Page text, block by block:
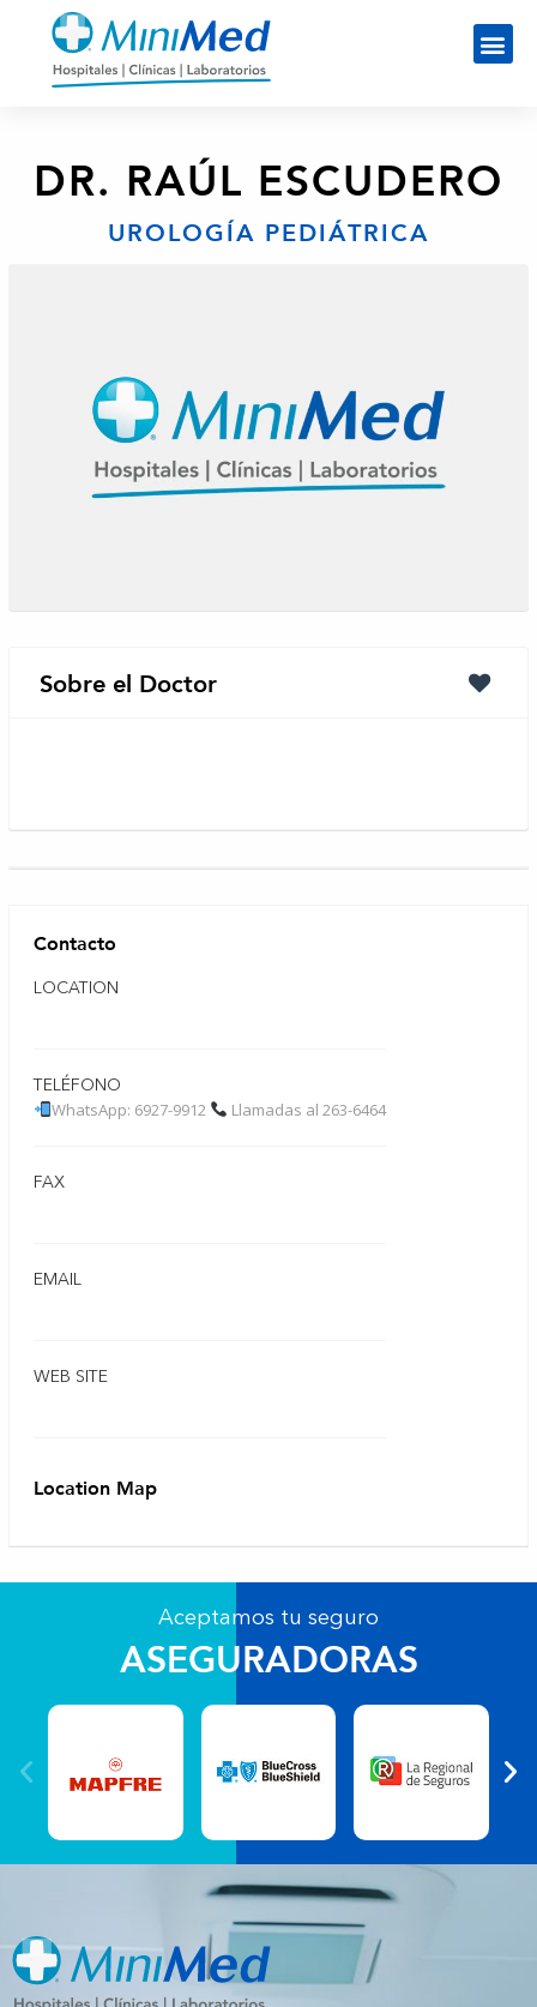
DR. RAÚL ESCUDERO
UROLOGÍA PEDIÁTRICA
Sobre el Doctor
Contacto
LOCATION
TELÉFONO
WhatsApp: 6927-9912 Llamadas al 263-6464
FAX
EMAIL
WEB SITE
Location Map
Aceptamos tu seguro
ASEGURADORAS